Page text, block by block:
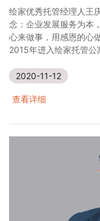
绘家优秀托管经理人
念：企业发展服务为
心来做事，用感恩的
2015年进入绘家托管
2020-11-12
查看详细